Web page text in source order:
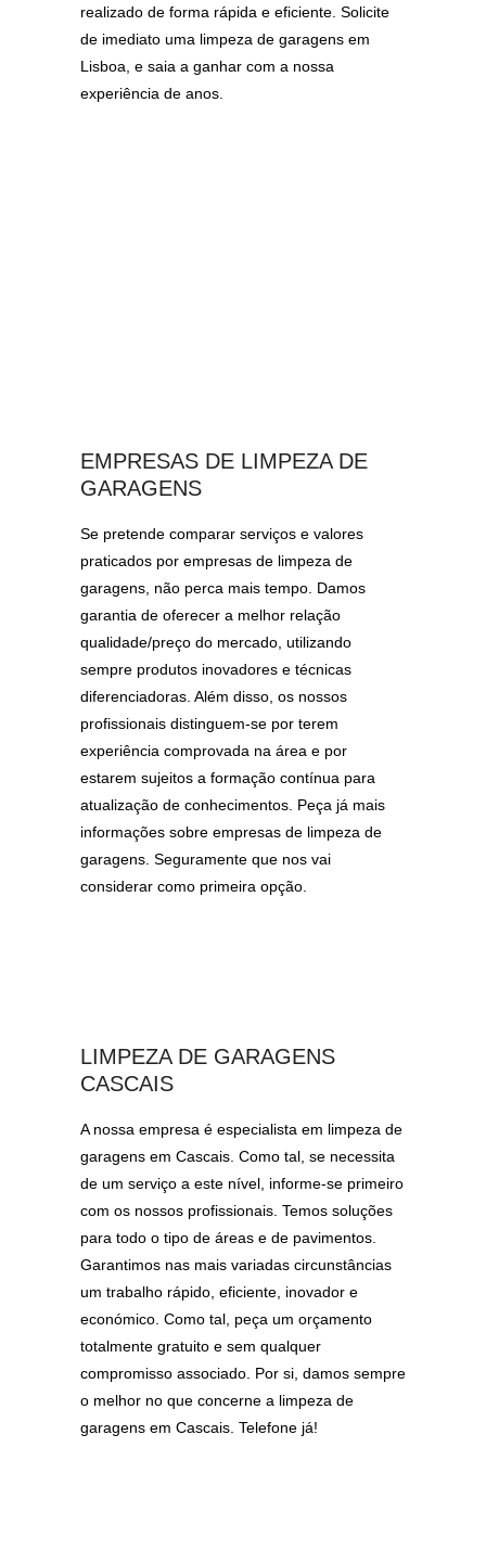
realizado de forma rápida e eficiente. Solicite
de imediato uma limpeza de garagens em
Lisboa, e saia a ganhar com a nossa
experiência de anos.
EMPRESAS DE LIMPEZA DE
GARAGENS
Se pretende comparar serviços e valores
praticados por empresas de limpeza de
garagens, não perca mais tempo. Damos
garantia de oferecer a melhor relação
qualidade/preço do mercado, utilizando
sempre produtos inovadores e técnicas
diferenciadoras. Além disso, os nossos
profissionais distinguem-se por terem
experiência comprovada na área e por
estarem sujeitos a formação contínua para
atualização de conhecimentos. Peça já mais
informações sobre empresas de limpeza de
garagens. Seguramente que nos vai
considerar como primeira opção.
LIMPEZA DE GARAGENS
CASCAIS
A nossa empresa é especialista em limpeza de
garagens em Cascais. Como tal, se necessita
de um serviço a este nível, informe-se primeiro
com os nossos profissionais. Temos soluções
para todo o tipo de áreas e de pavimentos.
Garantimos nas mais variadas circunstâncias
um trabalho rápido, eficiente, inovador e
económico. Como tal, peça um orçamento
totalmente gratuito e sem qualquer
compromisso associado. Por si, damos sempre
o melhor no que concerne a limpeza de
garagens em Cascais. Telefone já!